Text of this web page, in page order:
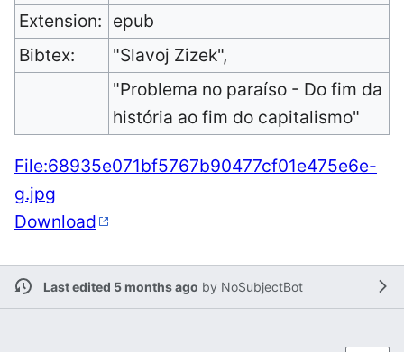
Extension: epub
Bibtex:
"Slavoj Zizek",
"Problema no paraí­so - Do fim da
história ao fim do capitalismo"
File:68935e071bf5767b90477cf01e475e6e-
g.jpg
Download
Last edited 5 months ago by NoSubjectBot